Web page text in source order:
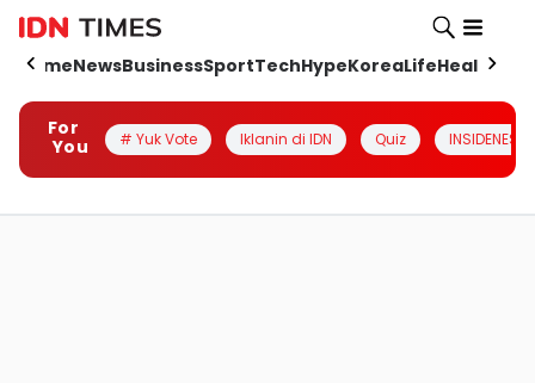
HomeNewsBusinessSportTechHypeKoreaLifeHealth
For
You
# Yuk Vote Iklanin di IDN Quiz INSIDENESIA